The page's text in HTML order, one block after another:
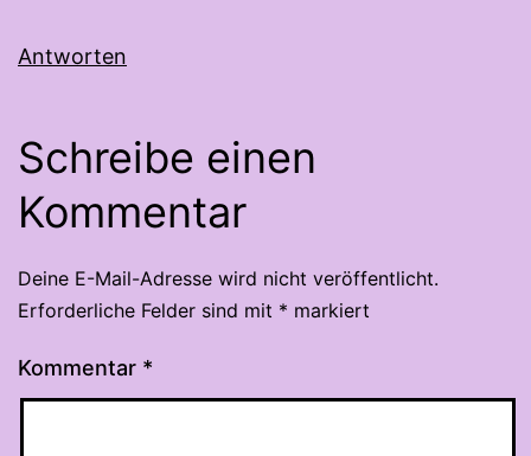
Antworten
Schreibe einen
Kommentar
Deine E-Mail-Adresse wird nicht veröffentlicht.
Erforderliche Felder sind mit * markiert
Kommentar *